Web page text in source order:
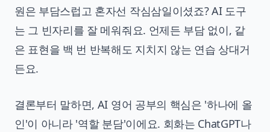
원은 부담스럽고 혼자선 작심삼일이셨죠? AI 도구
는 그 빈자리를 잘 메워줘요. 언제든 부담 없이, 같
은 표현을 백 번 반복해도 지치지 않는 연습 상대거
든요.
결론부터 말하면, AI 영어 공부의 핵심은 '하나에 올
인'이 아니라 '역할 분담'이에요. 회화는 ChatGPT나